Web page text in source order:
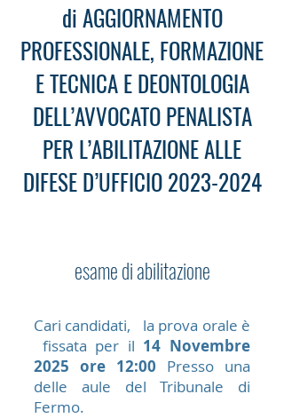
di AGGIORNAMENTO
PROFESSIONALE, FORMAZIONE
E TECNICA E DEONTOLOGIA
DELL’AVVOCATO PENALISTA
PER L’ABILITAZIONE ALLE
DIFESE D’UFFICIO2023-2024
esame di abilitazione
Cari candidati, la prova orale è
fissata per il 14 Novembre
2025 ore 12:00 Presso una
delle aule del Tribunale di
Fermo.